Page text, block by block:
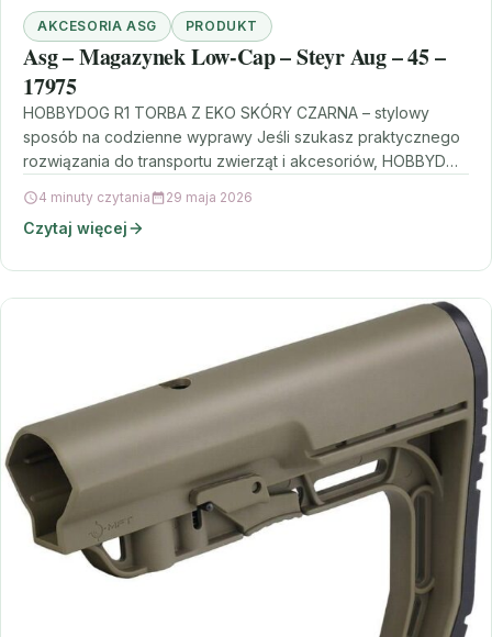
AKCESORIA ASG PRODUKT
Asg – Magazynek Low-Cap – Steyr Aug – 45 –
17975
HOBBYDOG R1 TORBA Z EKO SKÓRY CZARNA – stylowy
sposób na codzienne wyprawy Jeśli szukasz praktycznego
rozwiązania do transportu zwierząt i akcesoriów, HOBBYDOG
4 minuty czytania 29 maja 2026
Czytaj więcej